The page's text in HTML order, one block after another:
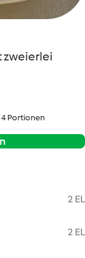
zweierlei
4 Portionen
2 EL
2 EL